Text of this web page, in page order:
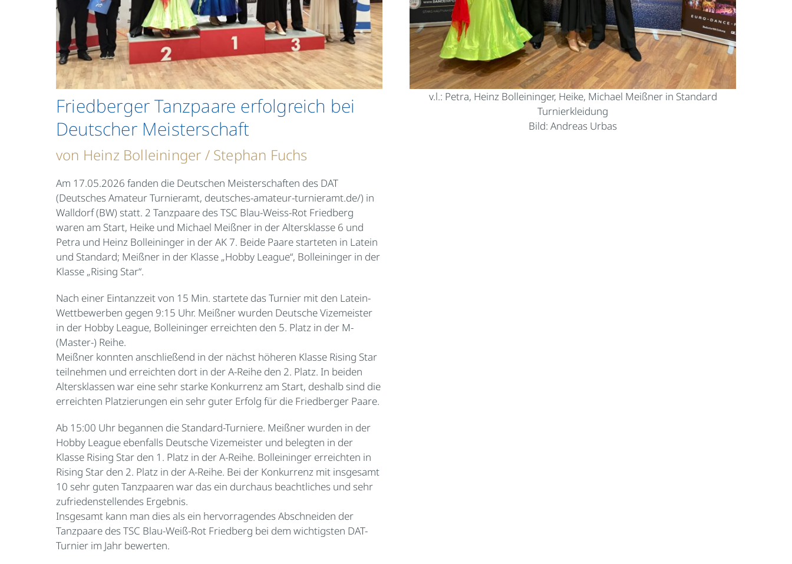
Friedberger Tanzpaare erfolgreich bei
Deutscher Meisterschaft
von Heinz Bolleininger / Stephan Fuchs
Am 17.05.2026 fanden die Deutschen Meisterschaften des DAT
(Deutsches Amateur Turnieramt, deutsches-amateur-turnieramt.de/) in
Walldorf (BW) statt. 2 Tanzpaare des TSC Blau-Weiss-Rot Friedberg
waren am Start, Heike und Michael Meißner in der Altersklasse 6 und
Petra und Heinz Bolleininger in der AK 7. Beide Paare starteten in Latein
und Standard; Meißner in der Klasse „Hobby League“, Bolleininger in der
Klasse „Rising Star“.
Nach einer Eintanzzeit von 15 Min. startete das Turnier mit den Latein-
Wettbewerben gegen 9:15 Uhr. Meißner wurden Deutsche Vizemeister
in der Hobby League, Bolleininger erreichten den 5. Platz in der M-
(Master-) Reihe.
Meißner konnten anschließend in der nächst höheren Klasse Rising Star
teilnehmen und erreichten dort in der A-Reihe den 2. Platz. In beiden
Altersklassen war eine sehr starke Konkurrenz am Start, deshalb sind die
erreichten Platzierungen ein sehr guter Erfolg für die Friedberger Paare.
Ab 15:00 Uhr begannen die Standard-Turniere. Meißner wurden in der
Hobby League ebenfalls Deutsche Vizemeister und belegten in der
Klasse Rising Star den 1. Platz in der A-Reihe. Bolleininger erreichten in
Rising Star den 2. Platz in der A-Reihe. Bei der Konkurrenz mit insgesamt
10 sehr guten Tanzpaaren war das ein durchaus beachtliches und sehr
zufriedenstellendes Ergebnis.
Insgesamt kann man dies als ein hervorragendes Abschneiden der
Tanzpaare des TSC Blau-Weiß-Rot Friedberg bei dem wichtigsten DAT-
Turnier im Jahr bewerten.
v.l.: Petra, Heinz Bolleininger, Heike, Michael Meißner in Standard
Turnierkleidung
Bild: Andreas Urbas